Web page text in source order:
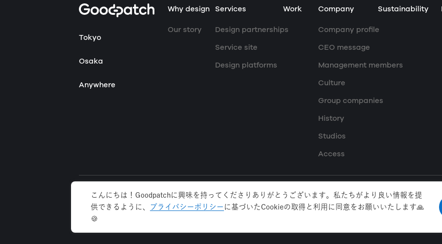
HomeWhy design
Our story
Services
Design partnerships
Service site
Design platforms
Work Company
Company profile
CEO message
Management members
Culture
Group companies
History
Studios
Access
Sustainability
Tokyo
Osaka
Anywhere
News
こんにちは！Goodpatchに興味を持ってくださりありがとうございます。私たちがより良い情報を提
供できるように、
プライバシーポリシー に基づいたCookieの取得と利用に同意をお願いいたします🙏
🍪